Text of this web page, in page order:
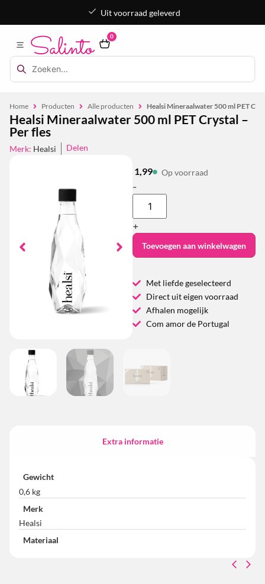
Uit voorraad geleverd
0
Home Producten Alle producten Healsi Mineraalwater 500 ml PET
Healsi Mineraalwater 500 ml PET Crystal –
Per fles
Merk: Healsi Delen
1,99 Op voorraad
-
+
Toevoegen aan winkelwagen
Met liefde geselecteerd
Direct uit eigen voorraad
Afhalen mogelijk
Com amor de Portugal
Extra informatie
Gewicht
0,6 kg
Merk
Healsi
Materiaal